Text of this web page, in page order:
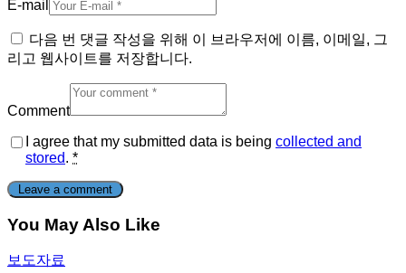
E-mail
다음 번 댓글 작성을 위해 이 브라우저에 이름, 이메일, 그
리고 웹사이트를 저장합니다.
Comment
I agree that my submitted data is being collected and
stored. *
You May Also Like
보도자료